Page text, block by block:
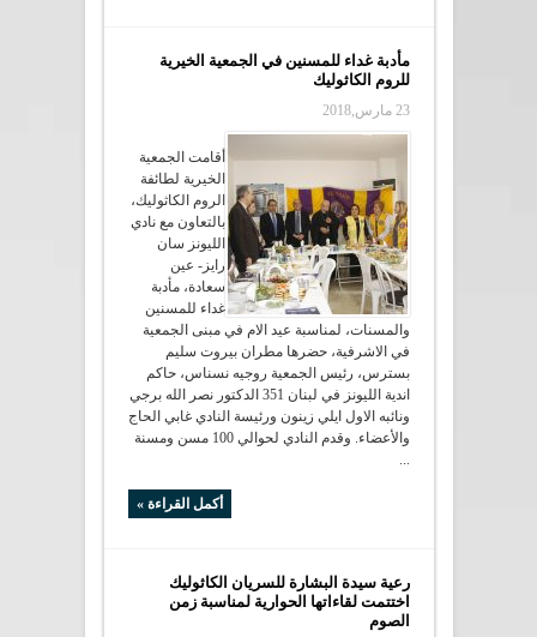
مأدبة غداء للمسنين في الجمعية الخيرية
للروم الكاثوليك
23 مارس,2018
أقامت الجمعية
الخيرية لطائفة
الروم الكاثوليك،
بالتعاون مع نادي
الليونز سان
رايز- عين
سعادة، مأدبة
غداء للمسنين
والمسنات، لمناسبة عيد الام في مبنى الجمعية
في الاشرفية، حضرها مطران بيروت سليم
بسترس، رئيس الجمعية روجيه نسناس، حاكم
اندية الليونز في لبنان 351 الدكتور نصر الله برجي
ونائبه الاول ايلي زينون ورئيسة النادي غابي الحاج
والأعضاء. وقدم النادي لحوالي 100 مسن ومسنة
...
أكمل القراءة »
رعية سيدة البشارة للسريان الكاثوليك
اختتمت لقاءاتها الحوارية لمناسبة زمن
الصوم